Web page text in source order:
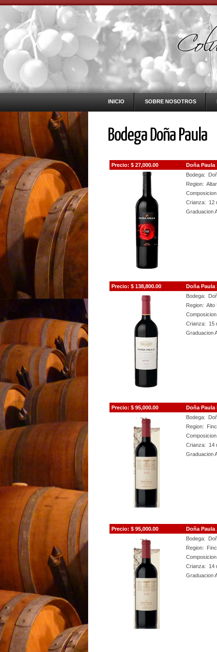
INICIO SOBRE NOSOTROS
Bodega Doña Paula
Precio: $ 27,000.00
Doña Paula
Bodega:
Region:
Crianza: 12
Graduacion
Precio: $ 138,800.00
Doña Paula
Bodega:
Region: Alto
Crianza: 15
Graduacion
Precio: $ 95,000.00
Doña
Bodega:
Region:
Crianza: 14
Graduacion
Precio:$ 95,000.00
Doña Paula
Bodega:
Region:
Crianza: 14
Graduacion